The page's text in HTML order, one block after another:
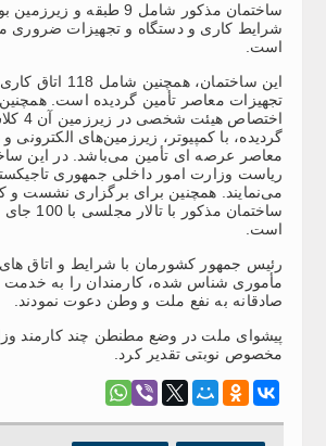
ساختمان مذکور شامل 9 طبقه و
شرایط کاری و دستگاه و تجهیزات ضروری
است.
این ساختمان،
تجهیزات معاصر تأمین گردیده است.
گردیده، با کمپیوتر، زیرزمین‌های الکترونی
ریاست وزارت امور داخلی جمهوری
می‌نمایند. همچنین برای برگزاری نشست و
ساختمان
است.
رئیس جمهور کشورمان با شرایط و اتاق
مأموری شناس شده، کارمندان را به خدمت
صادقانه به نفع ملت و وطن دعوت نمودند.
پیشوای ملت در وضع مطنطن چند کارمند
مخصوص نوبتی تقدیر کرد.